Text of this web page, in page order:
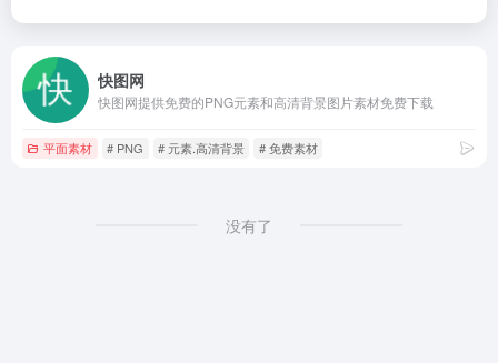
快图网
快图网提供免费的PNG元素和高清背景图片素材免费下载
平面素材 # PNG # 元素.高清背景 # 免费素材
没有了